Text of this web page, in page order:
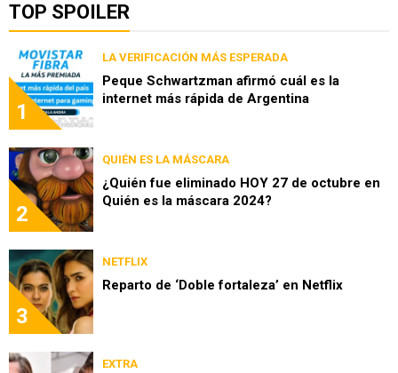
TOP SPOILER
1
LA VERIFICACIÓN MÁS ESPERADA
Peque Schwartzman afirmó cuál es la
internet más rápida de Argentina
2
QUIÉN ES LA MÁSCARA
¿Quién fue eliminado HOY 27 de octubre en
Quién es la máscara 2024?
3
NETFLIX
Reparto de ‘Doble fortaleza’ en Netflix
EXTRA